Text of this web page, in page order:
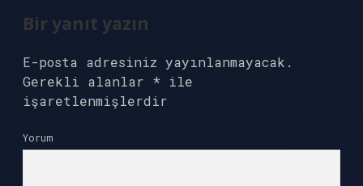
Bir yanıt yazın
E-posta adresiniz yayınlanmayacak.
Gerekli alanlar * ile
işaretlenmişlerdir
Yorum